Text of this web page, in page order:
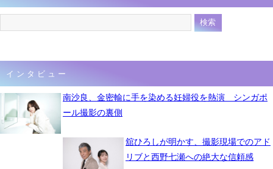
インタビュー
南沙良、金密輸に手を染める妊婦役を熱演 シンガポ
ール撮影の裏側
舘ひろしが明かす、撮影現場でのアド
リブと西野七瀬への絶大な信頼感